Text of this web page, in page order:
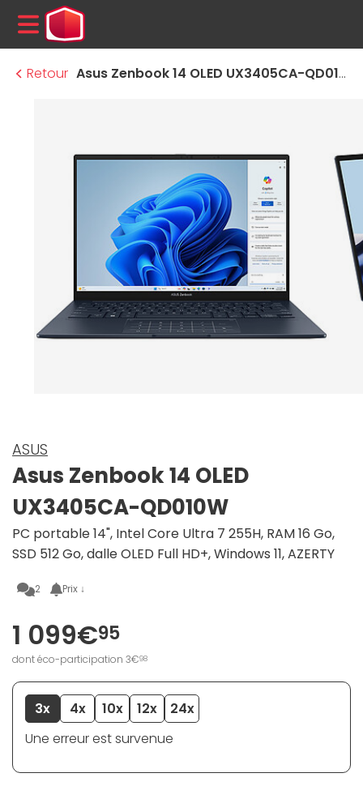
MENU
Retour
Asus Zenbook 14 OLED UX3405CA-QD010W
ASUS
Asus Zenbook 14 OLED
UX3405CA-QD010W
PC portable 14", Intel Core Ultra 7 255H, RAM 16 Go,
SSD 512 Go, dalle OLED Full HD+, Windows 11, AZERTY
2 Prix ↓
1 099€95
dont éco-participation 3€98
3x 4x 10x 12x
24x
Une erreur est survenue